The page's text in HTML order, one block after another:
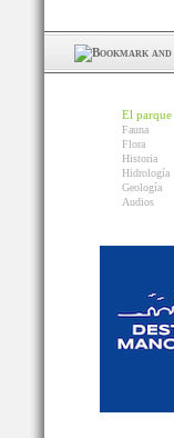
El parque
Fauna
Flora
Historia
Hidrología
Geología
Audios